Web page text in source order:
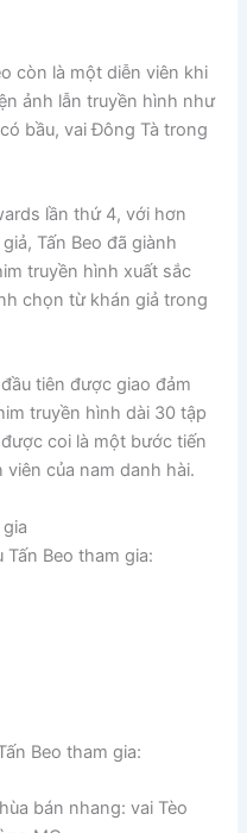
còn là một diễn viên khi
ảnh lẫn truyền hình như
bầu, vai Đông Tà trong
lần thứ 4, với hơn
Tấn Beo đã giành
truyền hình xuất sắc
chọn từ khán giả trong
tiên được giao đảm
truyền hình dài 30 tập
coi là một bước tiến
của nam danh hài.
Beo tham gia:
Beo tham gia:
bán nhang: vai Tèo